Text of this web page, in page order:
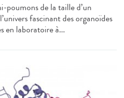
poumons de la taille d’un
fascinant des organoïdes
en laboratoire à...